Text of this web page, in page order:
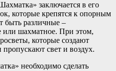
заключается в его
которые крепятся к опорным
быть различные –
или шахматное. При этом,
которые создают
свет и воздух.
необходимо сделать